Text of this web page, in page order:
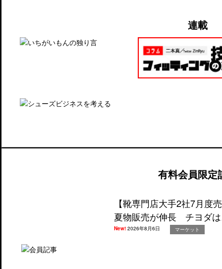
連載
有料会員限定
【靴専門店大手2社7月度
夏物販売が伸長 チヨダ
New!2026年8月6日 マーケット